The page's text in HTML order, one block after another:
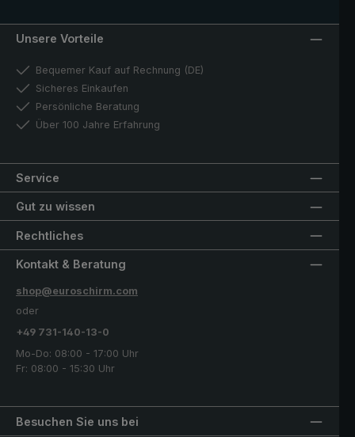
Unsere Vorteile
Bequemer Kauf auf Rechnung (DE)
Sicheres Einkaufen
Persönliche Beratung
Über 100 Jahre Erfahrung
Service
Gut zu wissen
Rechtliches
Besuchen Sie uns bei
Kontakt & Beratung
shop@euroschirm.com
oder
+49 731-140-13-0
Mo-Do: 08:00 - 17:00 Uhr
Fr: 08:00 - 15:30 Uhr